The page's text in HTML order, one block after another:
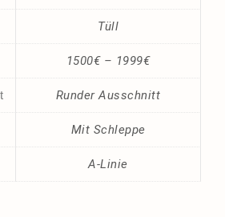
Tüll
1500€ – 1999€
Runder Ausschnitt
Mit Schleppe
A-Linie